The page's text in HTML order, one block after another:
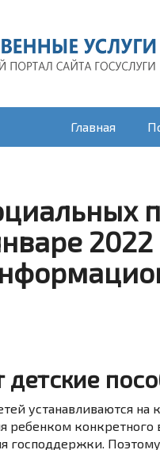
Главная
детские
устанавливаются на
конкретного
господдержки.